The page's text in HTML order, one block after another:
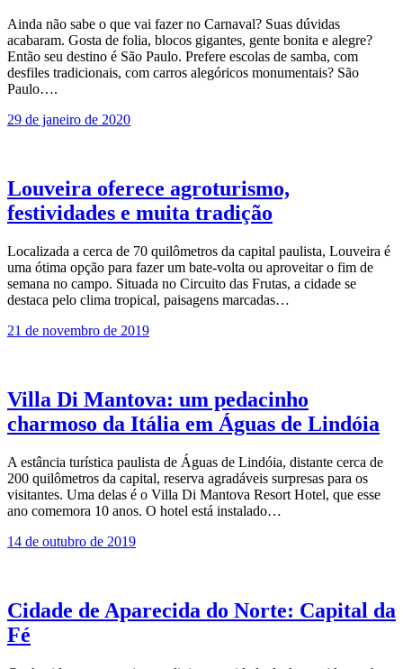
Ainda não sabe o que vai fazer no Carnaval? Suas dúvidas
acabaram. Gosta de folia, blocos gigantes, gente bonita e alegre?
Então seu destino é São Paulo. Prefere escolas de samba, com
desfiles tradicionais, com carros alegóricos monumentais? São
Paulo….
29 de janeiro de 2020
Louveira oferece agroturismo,
festividades e muita tradição
Localizada a cerca de 70 quilômetros da capital paulista, Louveira é
uma ótima opção para fazer um bate-volta ou aproveitar o fim de
semana no campo. Situada no Circuito das Frutas, a cidade se
destaca pelo clima tropical, paisagens marcadas…
21 de novembro de 2019
Villa Di Mantova: um pedacinho
charmoso da Itália em Águas de Lindóia
A estância turística paulista de Águas de Lindóia, distante cerca de
200 quilômetros da capital, reserva agradáveis surpresas para os
visitantes. Uma delas é o Villa Di Mantova Resort Hotel, que esse
ano comemora 10 anos. O hotel está instalado…
14 de outubro de 2019
Cidade de Aparecida do Norte: Capital da
Fé